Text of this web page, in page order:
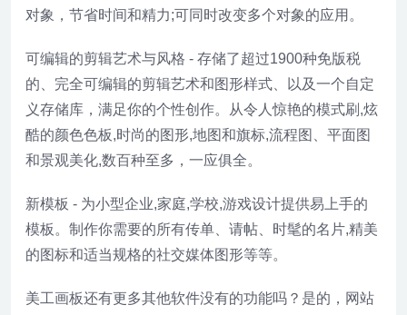
对象，节省时间和精力;可同时改变多个对象的应用。
可编辑的剪辑艺术与风格 - 存储了超过1900种免版税
的、完全可编辑的剪辑艺术和图形样式、以及一个自定
义存储库，满足你的个性创作。从令人惊艳的模式刷,炫
酷的颜色色板,时尚的图形,地图和旗标,流程图、平面图
和景观美化,数百种至多，一应俱全。
新模板 - 为小型企业,家庭,学校,游戏设计提供易上手的
模板。制作你需要的所有传单、请帖、时髦的名片,精美
的图标和适当规格的社交媒体图形等等。
美工画板还有更多其他软件没有的功能吗？是的，网站